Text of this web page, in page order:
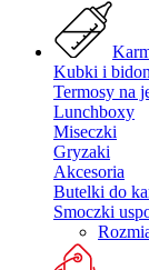
Kubki i
Termosy na
Lunchboxy
Miseczki
Gryzaki
Akcesoria
Butelki do
Smoczki